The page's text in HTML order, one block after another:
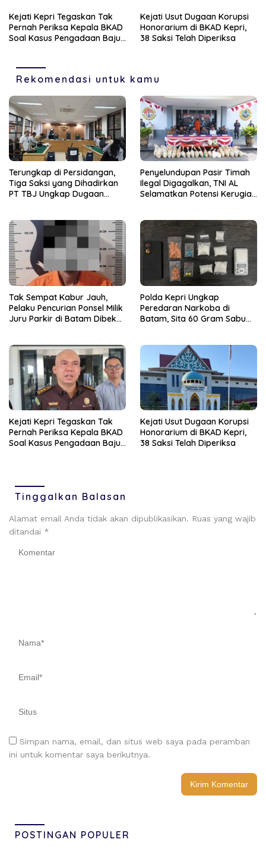
Bengkong
Kejati Kepri Tegaskan Tak
Pernah Periksa Kepala BKAD
Soal Kasus Pengadaan Baju
Kejati Usut Dugaan Korupsi
Honorarium di BKAD Kepri,
38 Saksi Telah Diperiksa
Rekomendasi untuk kamu
Terungkap di Persidangan,
Tiga Saksi yang Dihadirkan
PT TBJ Ungkap Dugaan
di Lingga
Penyelundupan Pasir Timah
Ilegal Digagalkan, TNI AL
Selamatkan Potensi Kerugian
Tak Sempat Kabur Jauh,
Pelaku Pencurian Ponsel Milik
Juru Parkir di Batam Dibekuk
Polda Kepri Ungkap
Peredaran Narkoba di
Batam, Sita 60 Gram Sabu
Kejati Kepri Tegaskan Tak
Pernah Periksa Kepala BKAD
Soal Kasus Pengadaan Baju
Kejati Usut Dugaan Korupsi
Honorarium di BKAD Kepri,
38 Saksi Telah Diperiksa
Tinggalkan Balasan
Alamat email Anda tidak akan dipublikasikan. Ruas yang wajib
ditandai *
Simpan nama, email, dan situs web saya pada peramban
ini untuk komentar saya berikutnya.
POSTINGAN POPULER